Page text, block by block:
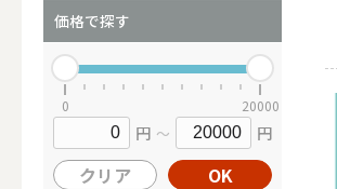
価格で探す
0 20000
円 ～ 円
クリア OK